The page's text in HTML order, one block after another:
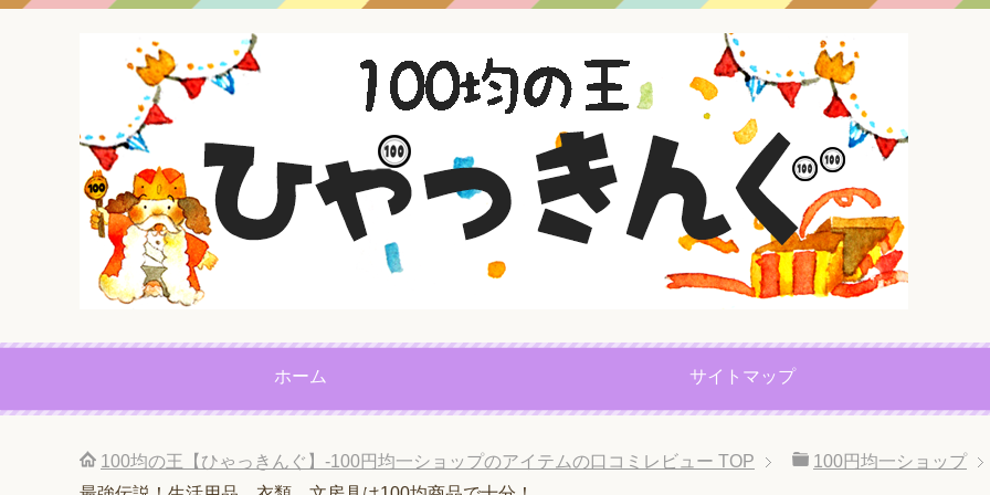
ホーム サイトマップ
100均の王【ひゃっきんぐ】-100円均一ショップのアイテムの口コミレビュー TOP
100円均一ショップ